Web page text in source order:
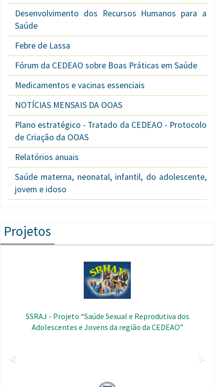
Desenvolvimento dos Recursos Humanos para a
Saúde
Febre de Lassa
Fórum da CEDEAO sobre Boas Práticas em Saúde
Medicamentos e vacinas essenciais
NOTÍCIAS MENSAIS DA OOAS
Plano estratégico - Tratado da CEDEAO - Protocolo
de Criação da OOAS
Relatórios anuais
Saúde materna, neonatal, infantil, do adolescente,
jovem e idoso
Projetos
Imagem
SSRAJ - Projeto “Saúde Sexual e Reprodutiva dos
Adolescentes e Jovens da região da CEDEAO”
Imagem